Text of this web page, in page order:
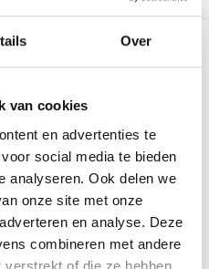
Over
van cookies
en advertenties te
social media te bieden
analyseren. Ook delen we
onze site met onze
en analyse. Deze
combineren met andere
verstrekt of die ze hebben